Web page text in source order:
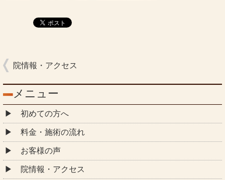
院情報・アクセス
メニュー
初めての方へ
料金・施術の流れ
お客様の声
院情報・アクセス